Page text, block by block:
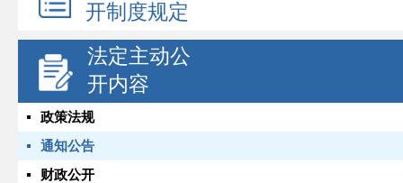
开制度规定
法定主动公
开内容
政策法规
通知公告
财政公开